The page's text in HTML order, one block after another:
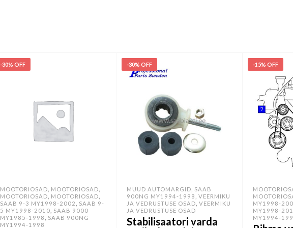
-30% OFF
MOOTORIOSAD, MOOTORIOSAD,
MOOTORIOSAD, MOOTORIOSAD,
SAAB 9-3 MY1998-2002 , SAAB 9-
5 MY1998-2010, SAAB 9000
MY1985-1998 , SAAB 900NG
MY1994-1998
-30% OFF
MUUD AUTOMARGID, SAAB
900NG MY1994-1998 , VEERMIKU
JA VEDRUSTUSE OSAD, VEERMIKU
JA VEDRUSTUSE OSAD
Stabilisaatori varda
-15% OFF
MY1998-
MY1998-
MY1994-